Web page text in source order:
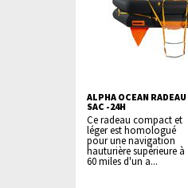
ALPHA OCEAN
SAC -24H
Ce radeau compact et
léger est homologué
pour une navigation
hauturière supérieure à
60 miles d'un a...